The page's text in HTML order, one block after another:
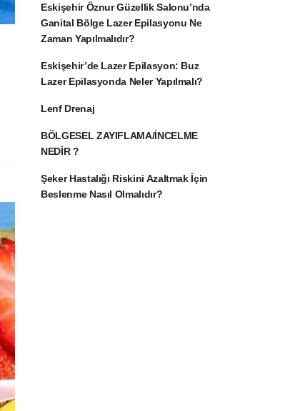
Eskişehir Öznur Güzellik Salonu’nda
Ganital Bölge Lazer Epilasyonu Ne
Zaman Yapılmalıdır?
Eskişehir’de Lazer Epilasyon: Buz
Lazer Epilasyonda Neler Yapılmalı?
Lenf Drenaj
BÖLGESEL ZAYIFLAMA/İNCELME
NEDİR ?
Şeker Hastalığı Riskini Azaltmak İçin
Beslenme Nasıl Olmalıdır?